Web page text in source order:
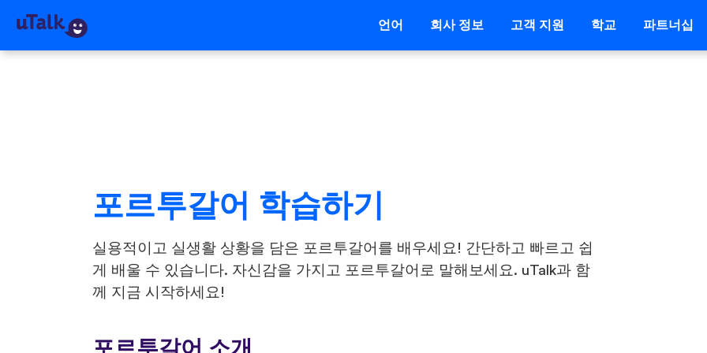
언어 회사 정보 고객 지원 학교 파트너십
포르투갈어 학습하기
실용적이고 실생활 상황을 담은 포르투갈어를 배우세요! 간단하고 빠르고 쉽
게 배울 수 있습니다. 자신감을 가지고 포르투갈어로 말해보세요. uTalk과 함
께 지금 시작하세요!
포르투갈어 소개